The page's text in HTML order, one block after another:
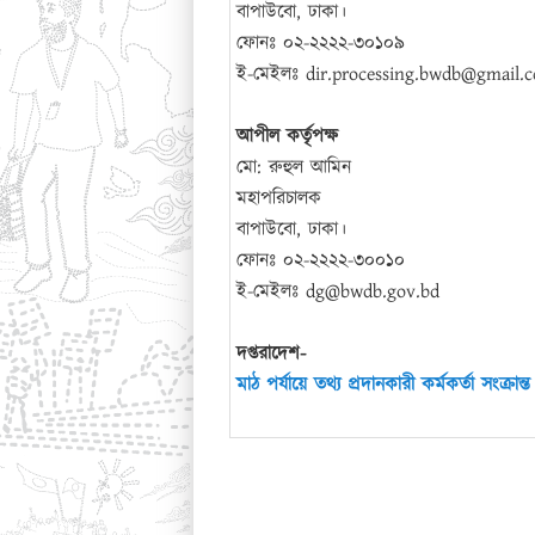
বাপাউবো, ঢাকা।
ফোনঃ ০২-২২২২-৩০১০৯
ই-মেইলঃ
আপীল কর্তৃপক্ষ
মো: রুহুল আমিন
মহাপরিচালক
বাপাউবো, ঢাকা।
ফোনঃ ০২-২২২২-৩০০১০
ই-মেইলঃ dg@bwdb.gov.bd
দপ্তরাদেশ-
মাঠ পর্যায়ে তথ্য প্রদানকারী কর্মকর্তা